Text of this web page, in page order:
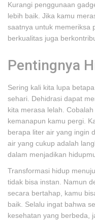
Kurangi penggunaan
lebih baik. Jika kamu
saatnya untuk memeriksa
berkualitas juga
Pentingnya
Sering kali kita lupa
sehari. Dehidrasi dapat
kita merasa lelah.
kemanapun kamu pergi.
berapa liter air yang ingin
air yang cukup adalah
dalam menjadikan
Transformasi hidup
tidak bisa instan. Namun
secara bertahap, kamu
baik. Selalu ingat bahwa
kesehatan yang berbeda,